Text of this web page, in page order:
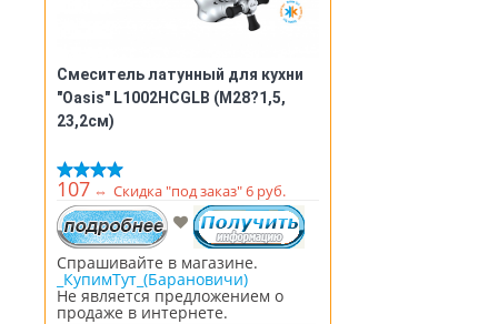
Смеситель латунный для кухни
"Oasis" L1002HCGLB (М28?1,5,
23,2см)
107 ⇔ Скидка "под заказ" 6 руб.
Спрашивайте в магазине.
_КупимТут_(Барановичи)
Не является предложением о
продаже в интернете.